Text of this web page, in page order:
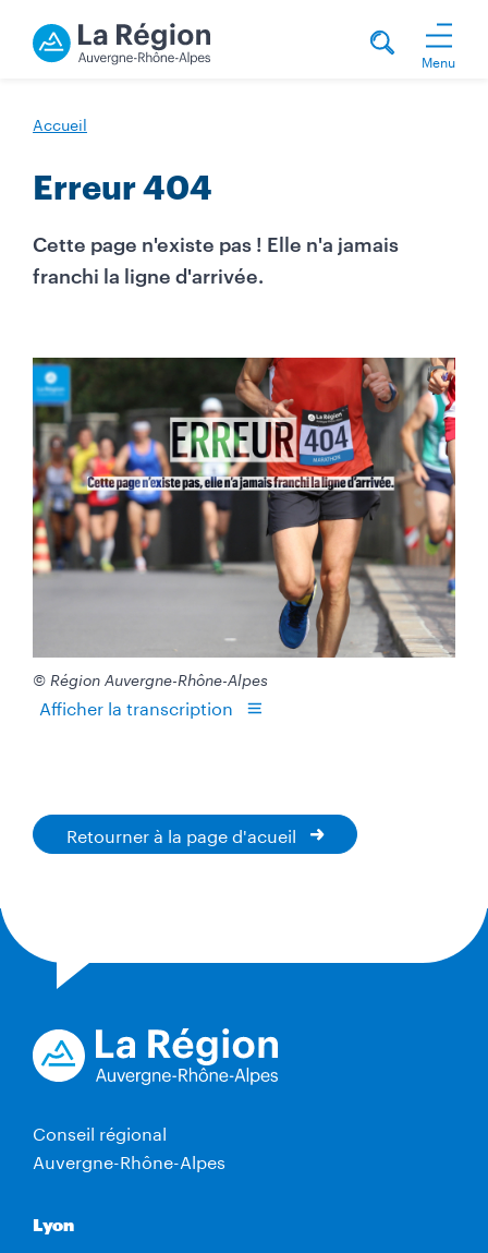
Menu
Accueil
Erreur 404
Cette page n'existe pas ! Elle n'a jamais
franchi la ligne d'arrivée.
© Région Auvergne-Rhône-Alpes
Afficher la transcription
Retourner à la page d'acueil
Conseil régional
Auvergne-Rhône-Alpes
Lyon